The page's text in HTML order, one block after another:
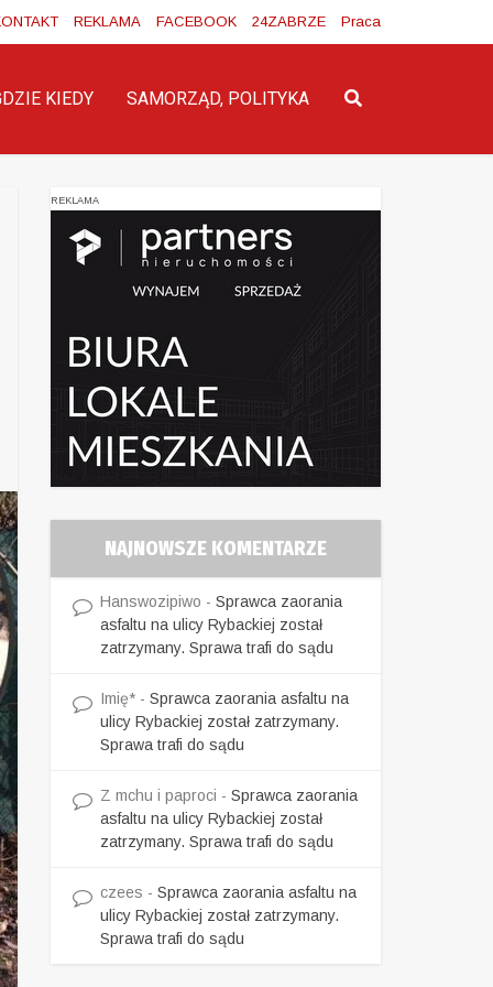
REKLAMA FACEBOOK 24ZABRZE Praca
KIEDY SAMORZĄD, POLITYKA
REKLAMA
NAJNOWSZE KOMENTARZE
Hanswozipiwo - Sprawca zaorania
asfaltu na ulicy Rybackiej został
zatrzymany. Sprawa trafi do sądu
Imię* - Sprawca zaorania asfaltu na
ulicy Rybackiej został zatrzymany.
Sprawa trafi do sądu
Z mchu i paproci - Sprawca zaorania
asfaltu na ulicy Rybackiej został
zatrzymany. Sprawa trafi do sądu
czees - Sprawca zaorania asfaltu na
ulicy Rybackiej został zatrzymany.
Sprawa trafi do sądu